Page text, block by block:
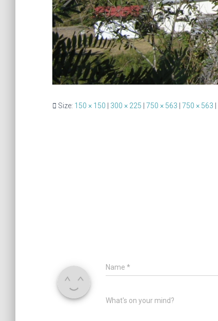
Size: 150 × 150 300 × 225 750 × 563 750 × 563
Name *
What's on your mind?